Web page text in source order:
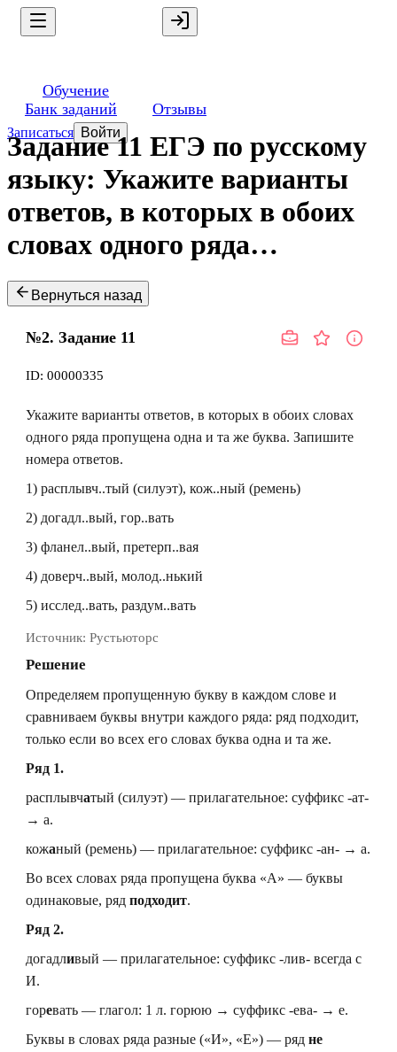
Обучение
Банк заданий
Отзывы
Записаться Войти
Задание 11 ЕГЭ по русскому
языку: Укажите варианты
ответов, в которых в обоих
словах одного ряда…
Вернуться назад
№2. Задание 11
ID: 00000335
Укажите варианты ответов, в которых в обоих словах
одного ряда пропущена одна и та же буква. Запишите
номера ответов.
1) расплывч..тый (силуэт), кож..ный (ремень)
2) догадл..вый, гор..вать
3) фланел..вый, претерп..вая
4) доверч..вый, молод..нький
5) исслед..вать, раздум..вать
Источник: Рустьюторс
Решение
Определяем пропущенную букву в каждом слове и
сравниваем буквы внутри каждого ряда: ряд подходит,
только если во всех его словах буква одна и та же.
Ряд 1.
расплывчатый (силуэт) — прилагательное: суффикс -ат-
→ а.
кожаный (ремень) — прилагательное: суффикс -ан- → а.
Во всех словах ряда пропущена буква «А» — буквы
одинаковые, ряд подходит.
Ряд 2.
догадливый — прилагательное: суффикс -лив- всегда с
И.
горевать — глагол: 1 л. горюю → суффикс -ева- → е.
Буквы в словах ряда разные («И», «Е») — ряд не